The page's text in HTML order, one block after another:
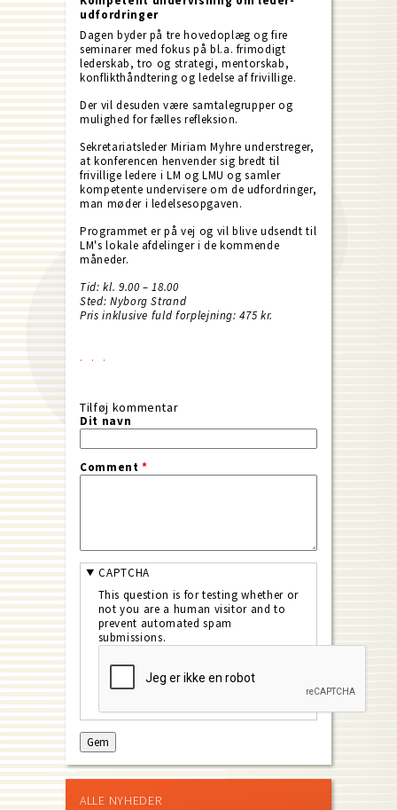
udfordringer
Dagen byder på tre hovedoplæg og fire
seminarer med fokus på bl.a. frimodigt
lederskab, tro og strategi, mentorskab,
konflikthåndtering og ledelse af frivillige.
Der vil desuden være samtalegrupper og
mulighed for fælles refleksion.
Sekretariatsleder Miriam Myhre understreger,
at konferencen henvender sig bredt til
frivillige ledere i LM og LMU og samler
kompetente undervisere om de udfordringer,
man møder i ledelsesopgaven.
Programmet er på vej og vil blive udsendt til
LM's lokale afdelinger i de kommende
måneder.
Tid: kl. 9.00 – 18.00
Sted: Nyborg Strand
Pris inklusive fuld forplejning: 475 kr.
Tilføj kommentar
Dit navn
Comment*
CAPTCHA
This question is for testing whether or
not you are a human visitor and to
prevent automated spam
submissions.
ALLE NYHEDER